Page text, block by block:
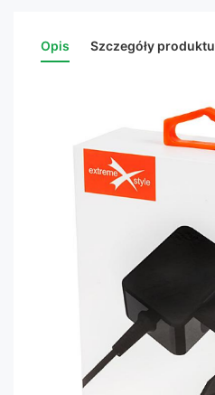
Opis Szczegóły produktu